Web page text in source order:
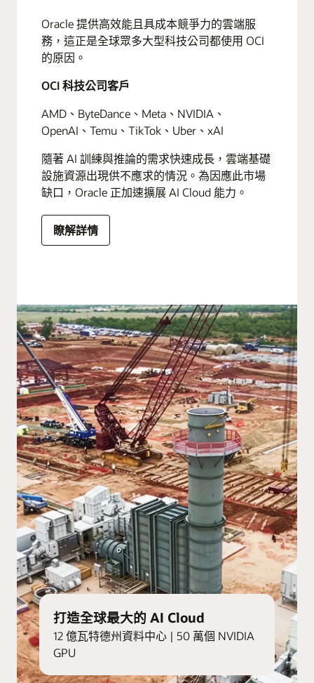
Oracle 提供高效能且具成本競爭力的雲端服
務，這正是全球眾多大型科技公司都使用 OCI
的原因。
OCI 科技公司客戶
AMD、ByteDance、Meta、NVIDIA、
OpenAI、Temu、TikTok、Uber、xAI
隨著 AI 訓練與推論的需求快速成長，雲端基礎
設施資源出現供不應求的情況。為因應此市場
缺口，Oracle 正加速擴展 AI Cloud 能力。
瞭解詳情
打造全球最大的 AI Cloud
12 億瓦特德州資料中心 | 50 萬個 NVIDIA
GPU